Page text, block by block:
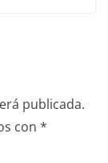
publicada.
con *